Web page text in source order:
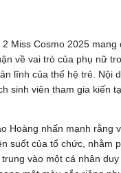
Miss Cosmo 2025
về vai trò của phụ nữ
lĩnh của thế hệ trẻ. Nội
sinh viên tham gia kiến
Hoàng nhấn mạnh rằng
suốt của tổ chức, nhằm
vào một cá nhân